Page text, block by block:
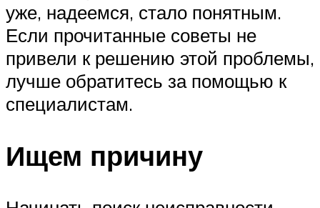
уже, надеемся, стало понятным.
Если прочитанные советы не
привели к решению этой проблемы,
лучше обратитесь за помощью к
специалистам.
Ищем причину